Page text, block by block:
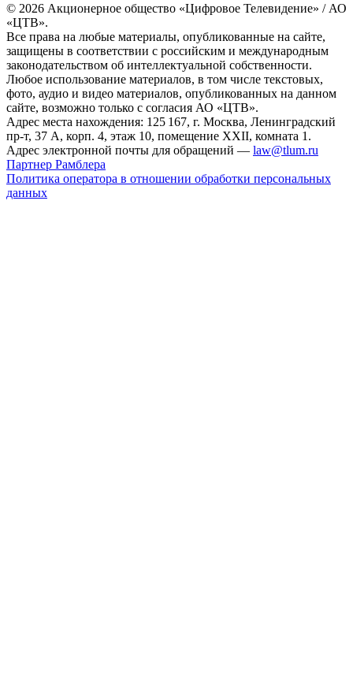
© 2026 Акционерное общество «Цифровое Телевидение» / АО
«ЦТВ».
Все права на любые материалы, опубликованные на сайте,
защищены в соответствии с российским и международным
законодательством об интеллектуальной собственности.
Любое использование материалов, в том числе текстовых,
фото, аудио и видео материалов, опубликованных на данном
сайте, возможно только с согласия АО «ЦТВ».
Адрес места нахождения: 125 167, г. Москва, Ленинградский
пр-т, 37 А, корп. 4, этаж 10, помещение XXII, комната 1.
Адрес электронной почты для обращений — law@tlum.ru
Партнер Рамблера
Политика оператора в отношении обработки персональных
данных